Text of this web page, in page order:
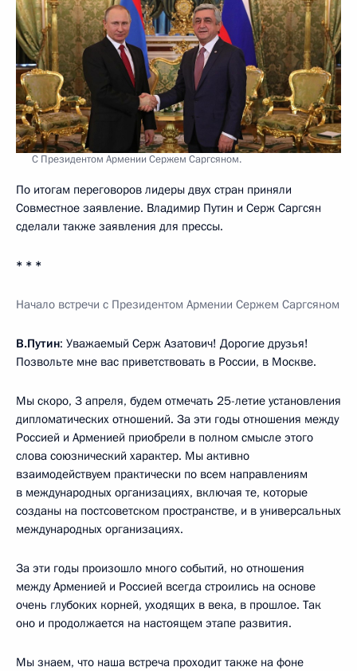
С Президентом Армении Сержем Саргсяном.
По итогам переговоров лидеры двух стран приняли
Совместное заявление. Владимир Путин и Серж Саргсян
сделали также заявления для прессы.
* * *
Начало встречи с Президентом Армении Сержем Саргсяном
В.Путин: Уважаемый Серж Азатович! Дорогие друзья!
Позвольте мне вас приветствовать в России, в Москве.
Мы скоро, 3 апреля, будем отмечать 25-летие установления
дипломатических отношений. За эти годы отношения между
Россией и Арменией приобрели в полном смысле этого
слова союзнический характер. Мы активно
взаимодействуем практически по всем направлениям
в международных организациях, включая те, которые
созданы на постсоветском пространстве, и в универсальных
международных организациях.
За эти годы произошло много событий, но отношения
между Арменией и Россией всегда строились на основе
очень глубоких корней, уходящих в века, в прошлое. Так
оно и продолжается на настоящем этапе развития.
Мы знаем, что наша встреча проходит также на фоне